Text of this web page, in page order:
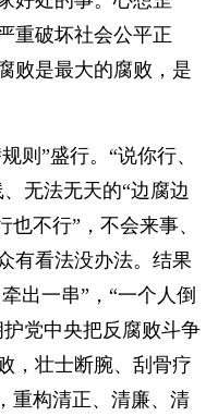
重破坏社会公平正
败是最大的腐败，是
则”盛行。“说你行、
无法无天的“边腐边
不行”，不会来事、
有看法没办法。结果
出一串”，“一个人倒
党中央把反腐败斗争
，壮士断腕、刮骨疗
重构清正、清廉、清